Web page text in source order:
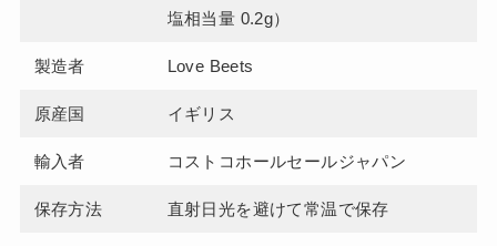
塩相当量 0.2g）
製造者 Love Beets
原産国 イギリス
輸入者 コストコホールセールジャパン
保存方法 直射日光を避けて常温で保存